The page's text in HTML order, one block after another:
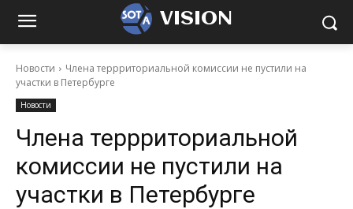
VISION
Новости
Члена террриториальной комиссии не пустили на
участки в Петербурге
Новости
Члена террриториальной
комиссии не пустили на
участки в Петербурге